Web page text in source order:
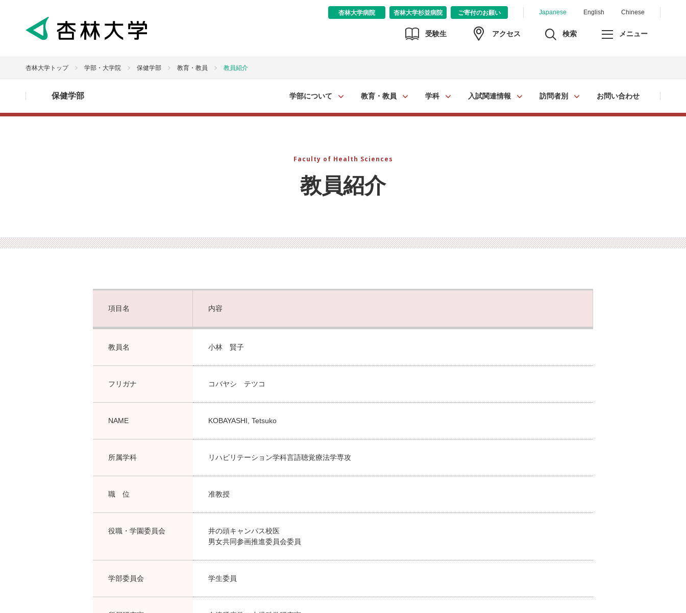
Japanese English Chinese
杏林大学病院 杏林大学杉並病院 ご寄付のお願い
受験生 アクセス 検索 メニュー
杏林大学トップ 学部・大学院 保健学部 教育・教員 教員紹介
保健学部 学部について 教育・教員 学科 入試関連情報 訪問者別 お問い合わせ
Faculty of Health Sciences
教員紹介
項目名 内容
教員名 小林 賢子
フリガナ コバヤシ テツコ
NAME KOBAYASHI, Tetsuko
所属学科 リハビリテーション学科言語聴覚療法学専攻
職 位 准教授
役職・学園委員会
井の頭キャンパス校医
男女共同参画推進委員会委員
学部委員会 学生委員